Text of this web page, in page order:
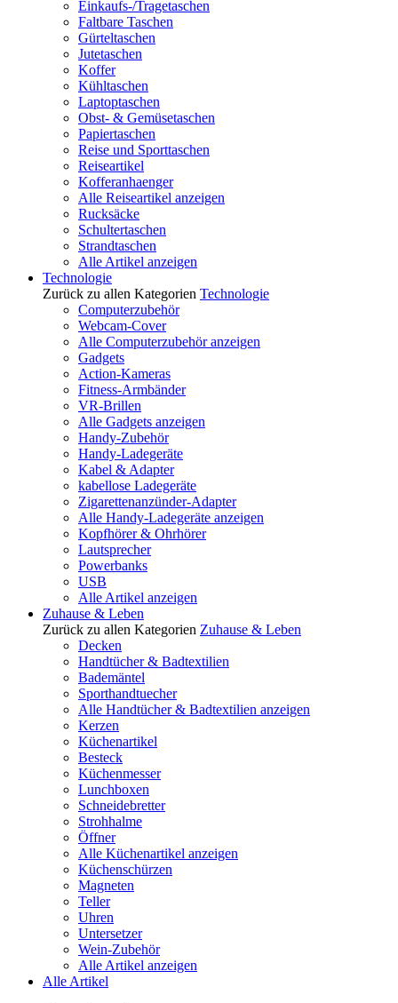
Einkaufs-/Tragetaschen
Faltbare Taschen
Gürteltaschen
Jutetaschen
Koffer
Kühltaschen
Laptoptaschen
Obst- & Gemüsetaschen
Papiertaschen
Reise und Sporttaschen
Reiseartikel
Kofferanhaenger
Alle Reiseartikel anzeigen
Rucksäcke
Schultertaschen
Strandtaschen
Alle Artikel anzeigen
Technologie
Zurück zu allen Kategorien Technologie
Computerzubehör
Webcam-Cover
Alle Computerzubehör anzeigen
Gadgets
Action-Kameras
Fitness-Armbänder
VR-Brillen
Alle Gadgets anzeigen
Handy-Zubehör
Handy-Ladegeräte
Kabel & Adapter
kabellose Ladegeräte
Zigarettenanzünder-Adapter
Alle Handy-Ladegeräte anzeigen
Kopfhörer & Ohrhörer
Lautsprecher
Powerbanks
USB
Alle Artikel anzeigen
Zuhause & Leben
Zurück zu allen Kategorien Zuhause & Leben
Decken
Handtücher & Badtextilien
Bademäntel
Sporthandtuecher
Alle Handtücher & Badtextilien anzeigen
Kerzen
Küchenartikel
Besteck
Küchenmesser
Lunchboxen
Schneidebretter
Strohhalme
Öffner
Alle Küchenartikel anzeigen
Küchenschürzen
Magneten
Teller
Uhren
Untersetzer
Wein-Zubehör
Alle Artikel anzeigen
Alle Artikel